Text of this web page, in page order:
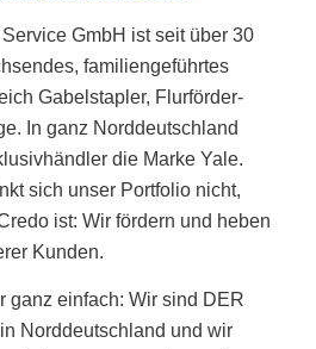
GmbH ist seit über 30
familiengeführtes
Gabelstapler, Flurförder-
In ganz Norddeutschland
die Marke Yale.
sich unser Portfolio nicht,
ist: Wir fördern und heben
Kunden.
ganz einfach: Wir sind DER
Norddeutschland und wir